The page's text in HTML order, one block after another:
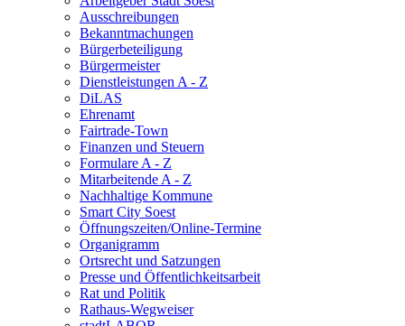
Ausschreibungen
Bekanntmachungen
Bürgerbeteiligung
Bürgermeister
Dienstleistungen A - Z
DiLAS
Ehrenamt
Fairtrade-Town
Finanzen und Steuern
Formulare A - Z
Mitarbeitende A - Z
Nachhaltige Kommune
Smart City Soest
Öffnungszeiten/Online-Termine
Organigramm
Ortsrecht und Satzungen
Presse und Öffentlichkeitsarbeit
Rat und Politik
Rathaus-Wegweiser